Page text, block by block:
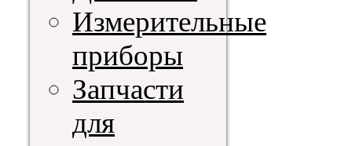
Измерительные
приборы
Запчасти
для